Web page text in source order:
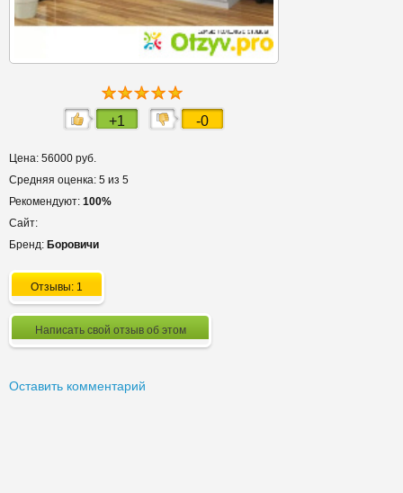
+1 -0
Цена: 56000 руб.
Средняя оценка: 5 из 5
Рекомендуют: 100%
Сайт:
Бренд: Боровичи
Отзывы: 1
Написать свой отзыв об этом
Оставить комментарий